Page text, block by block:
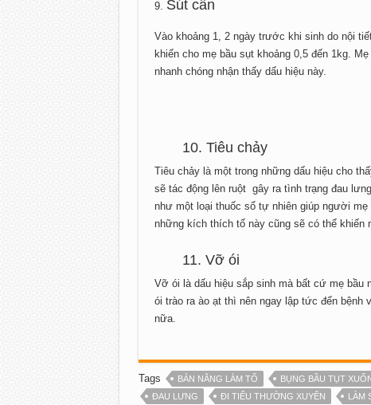
Sút cân
Vào khoảng 1, 2 ngày trước khi sinh do nội
khiến cho mẹ bầu sụt khoảng 0,5 đến 1kg.
nhanh chóng nhận thấy dấu hiệu này.
10. Tiêu chảy
Tiêu chảy là một trong những dấu hiệu cho
sẽ tác động lên ruột gây ra tình trạng đau
như một loại thuốc sổ tự nhiên giúp người
những kích thích tố này cũng sẽ có thể khiến
11. Vỡ ói
Vỡ ói là dấu hiệu sắp sinh mà bất cứ mẹ bầu
ói trào ra ào ạt thì nên ngay lập tức đến bệnh
nữa.
Tags BẢN NĂNG LÀM TỔ BỤNG BẦU TỤT
ĐAU LƯNG
ĐI TIỂU THƯỜNG XUYÊN LÀM